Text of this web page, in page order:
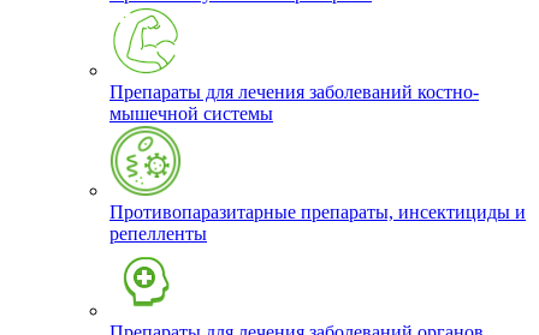
Препараты для лечения заболеваний костно-
мышечной системы
Противопаразитарные препараты, инсектициды и
репелленты